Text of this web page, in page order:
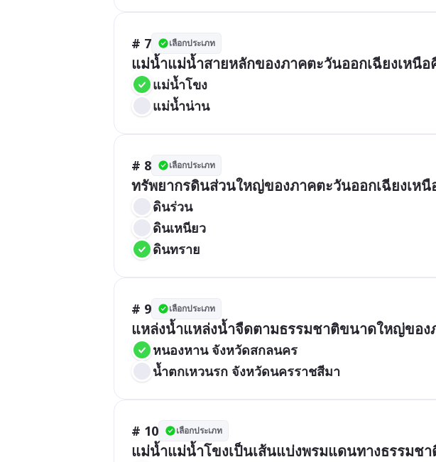
# 7 เลือกประเภท
แม่น้ำแม่น้ำสายหลักของภาคตะวันออกเฉียงเหนือ
แม่น้ำโขง
แม่น้ำน่าน
# 8 เลือกประเภท
ทรัพยากรดินส่วนใหญ่ของภาคตะวันออกเฉียงเห
ดินร่วน
ดินเหนียว
ดินทราย
# 9 เลือกประเภท
แหล่งน้ำแหล่งน้ำจืดตามธรรมชาติขนาดใหญ่ของ
หนองหาน จังหวัดสกลนคร
น้ำตกเหวนรก จังหวัดนครราชสีมา
# 10 เลือกประเภท
แม่น้ำแม่น้ำโขงเป็นเส้นแบ่งพรมแดนทางธรรมชา